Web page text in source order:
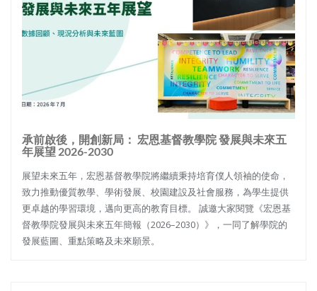
承前啟後，開創新局： 宏恩基督教學院 發展與未來五
年展望 2026-2030
展望未來五年，宏恩基督教學院將繼續秉持培育僕人領袖的使命，
致力推動優質教學、學術發展、校園建設及社會服務，為學生提供
更卓越的學習環境，邁向更高的教育目標。 誠邀大家閱覽《宏恩基
督教學院發展與未來五年簡報（2026–2030）》，一同了解學院的
發展藍圖、重點策略及未來願景。